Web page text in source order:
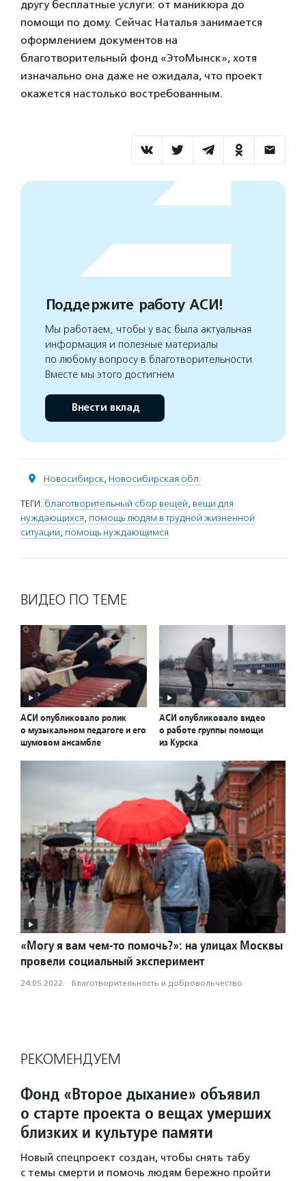
другу бесплатные услуги: от маникюра до
помощи по дому. Сейчас Наталья занимается
оформлением документов на
благотворительный фонд «ЭтоМынск», хотя
изначально она даже не ожидала, что проект
окажется настолько востребованным.
Поддержите работу АСИ!
Мы работаем, чтобы у вас была актуальная
информация и полезные материалы
по любому вопросу в благотворительности.
Вместе мы этого достигнем
Внести вклад
Новосибирск, Новосибирская обл.
ТЕГИ: благотворительный сбор вещей, вещи для
нуждающихся, помощь людям в трудной жизненной
ситуации, помощь нуждающимся
ВИДЕО ПО ТЕМЕ
АСИ опубликовало ролик
о музыкальном педагоге и его
шумовом ансамбле
АСИ опубликовало видео
о работе группы помощи
из Курска
«Могу я вам чем-то помочь?»: на улицах Москвы
провели социальный эксперимент
24.05.2022 · Благотвори­тель­ность и доброволь­чест­во
РЕКОМЕНДУЕМ
Фонд «Второе дыхание» объявил
о старте проекта о вещах умерших
близких и культуре памяти
Новый спецпроект создан, чтобы снять табу
с темы смерти и помочь людям бережно пройти